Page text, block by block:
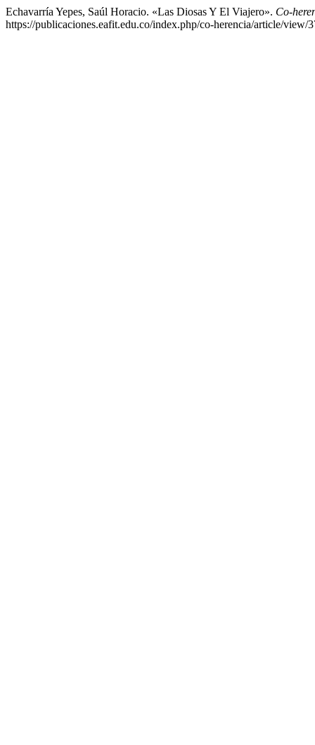
Echavarría Yepes, Saúl Horacio. «Las Diosas Y El Viajero». Co-
https://publicaciones.eafit.edu.co/index.php/co-herencia/article/view/